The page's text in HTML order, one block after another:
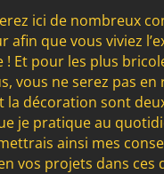
ici de nombreux
afin que vous viviez
! Et pour les plus
vous ne serez pas en
la décoration sont
je pratique au
ainsi mes
vos projets dans ces